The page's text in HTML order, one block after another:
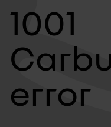
1001
error